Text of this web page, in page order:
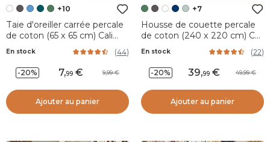
+10
Taie d'oreiller carrée percale
de coton (65 x 65 cm) Cali
En stock (44)
-20% 7,99 9,99
Ajouter au panier
+7
Housse de couette percale
de coton (240 x 220 cm) Cali
En stock (22)
-20% 39,99 49,99
Ajouter au panier